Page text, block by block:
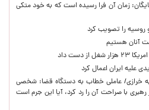
زمان آن فرا رسیده است که به خود متکی
روسیه را تصویب کرد
آنان هستیم
دست داد
علیه ایران اعمال کرد
خرازی/ عاملی خطاب به دستگاه قضا: شخصی
با صراحت آن را رد کرد، آیا این جرم است